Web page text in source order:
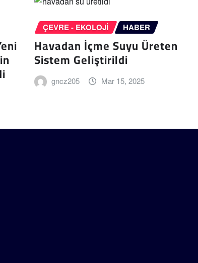
ÇEVRE - EKOLOJI HABER
Havadan İçme Suyu Üreten
Sistem Geliştirildi
gncz205 Mar 15, 2025